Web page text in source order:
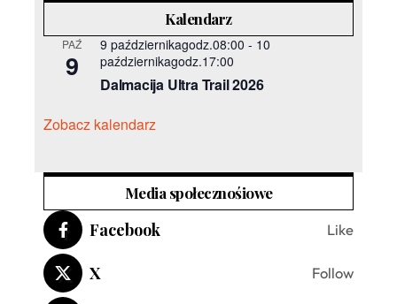
Kalendarz
PAŹ
9
9 październikagodz.08:00 - 10
październikagodz.17:00
Dalmacija Ultra Trail 2026
Zobacz kalendarz
Media społecznośiowe
Facebook Like
X Follow